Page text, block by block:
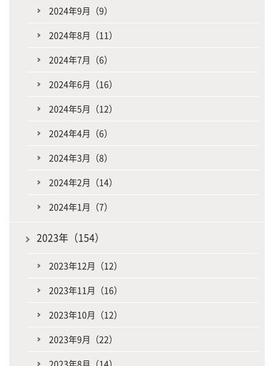
2024年9月（9）
2024年8月（11）
2024年7月（6）
2024年6月（16）
2024年5月（12）
2024年4月（6）
2024年3月（8）
2024年2月（14）
2024年1月（7）
2023年（154）
2023年12月（12）
2023年11月（16）
2023年10月（12）
2023年9月（22）
2023年8月（14）